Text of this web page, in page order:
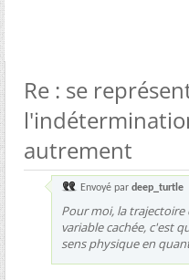
Re : se
autrement
Envoyé par deep_turtle
Pour moi, la
variable cachée, c'est
sens physique en